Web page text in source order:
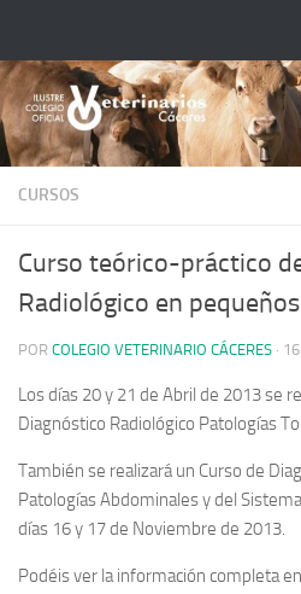
CURSOS
Curso teórico-práctico
Radiológico en
POR COLEGIO VETERINARIO CÁCERES ·
Los días 20 y 21 de Abril de 2013 se
Diagnóstico Radiológico Patologías
También se realizará un Curso de
Patologías Abdominales y del
días 16 y 17 de Noviembre de 2013.
Podéis ver la información completa